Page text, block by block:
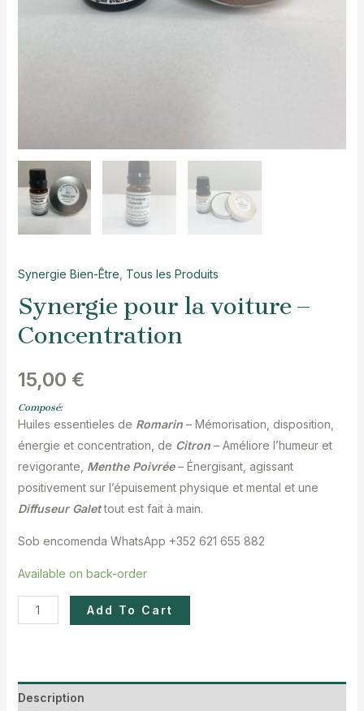
Synergie Bien-Être Tous les Produits
Synergie pour la voiture –
Concentration
15,00 €
Composé:
Huiles essentieles de Romarin– Mémorisation, disposition,
énergie et concentration, de Citron– Améliore l’humeur et
revigorante, Menthe Poivrée– Énergisant, agissant
positivement sur l’épuisement physique et mental et une
Diffuseur Galettout est fait à main.
Sob encomenda WhatsApp +352 621 655 882
Available on back-order
Add To Cart
Description